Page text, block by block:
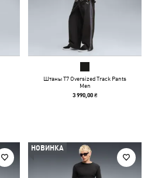
Штаны T7 Oversized Track Pants
Men
3 990,00 ₴
НОВИНКА